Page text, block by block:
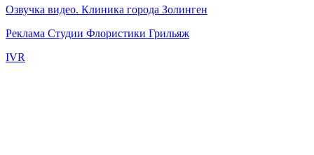
Озвучка видео. Клиника города Золинген
Реклама Студии Флористики Грильяж
IVR